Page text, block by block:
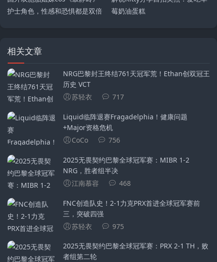
护士角色，性感和恐惧都是双倍
莓奶油蛋糕
相关文章
NRG巴黎封王终结761天冠军荒！Ethan创双冠王
历史 VCT
苏轻衣
717
Liquid临阵退赛Fragadelphia！健康问题
+Major资格危机
CoCo
756
2025无畏契约巴黎全球冠军赛：MIBR 1-2
NRG，胜者组半决
江南慕容
468
FNC创造队史！2-1力克PRX首进全球冠军赛前
三，突破四强
苏轻衣
975
2025无畏契约巴黎全球冠军赛：PRX 2-1 TH，败
者组第二轮